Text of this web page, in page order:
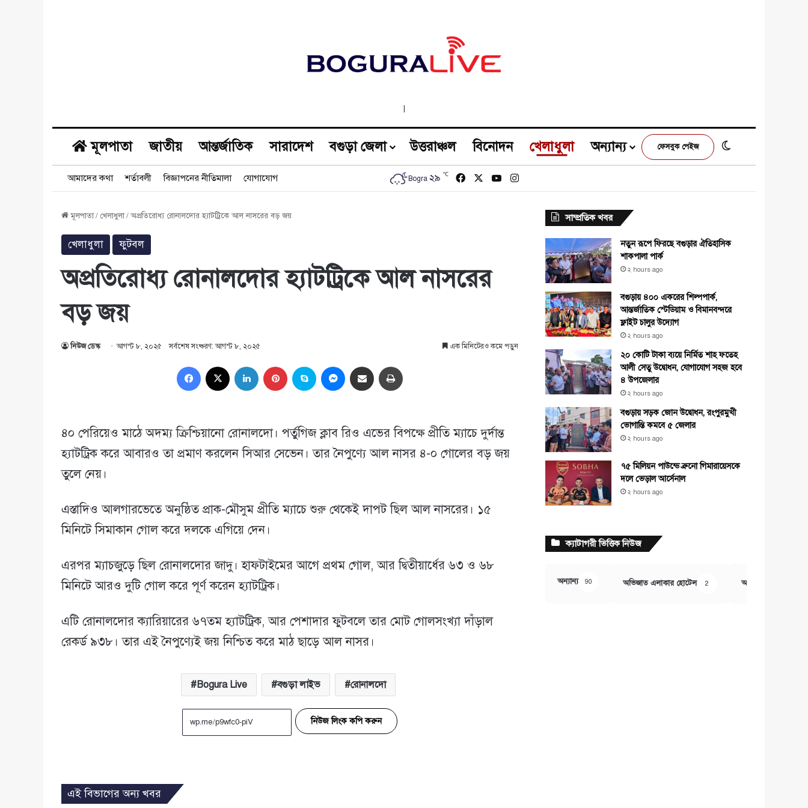
|
মূলপাতা জাতীয় আন্তর্জাতিক সারাদেশ বগুড়া জেলা উত্তরাঞ্চল বিনোদন খেলাধুলা অন্যান্য ফেসবুক পেইজ
আমাদের কথা শর্তাবলী বিজ্ঞাপনের নীতিমালা যোগাযোগ Bogra ২৯ ℃ FacebookYouTubeInstagram
মূলপাতা/ খেলাধুলা/অপ্রতিরোধ্য রোনালদোর হ্যাটট্রিকে আল নাসরের বড় জয়
খেলাধুলা ফুটবল
অপ্রতিরোধ্য রোনালদোর হ্যাটট্রিকে আল নাসরের
বড় জয়
নিউজ ডেস্ক আগস্ট ৮, ২০২৫ সর্বশেষ সংষ্করণ: আগস্ট ৮, ২০২৫ এক মিনিটেরও কমে পড়ুন
Facebook LinkedIn Pinterest Skype MessengerShare via Email
৪০ পেরিয়েও মাঠে অদম্য ক্রিশ্চিয়ানো রোনালদো। পর্তুগিজ ক্লাব রিও এভের বিপক্ষে প্রীতি ম্যাচে দুর্দান্ত
হ্যাটট্রিক করে আবারও তা প্রমাণ করলেন সিআর সেভেন। তার নৈপুণ্যে আল নাসর ৪-০ গোলের বড় জয়
তুলে নেয়।
এস্তাদিও আলগারভেতে অনুষ্ঠিত প্রাক-মৌসুম প্রীতি ম্যাচে শুরু থেকেই দাপট ছিল আল নাসরের। ১৫
মিনিটে সিমাকান গোল করে দলকে এগিয়ে দেন।
এরপর ম্যাচজুড়ে ছিল রোনালদোর জাদু। হাফটাইমের আগে প্রথম গোল, আর দ্বিতীয়ার্ধের ৬৩ ও ৬৮
মিনিটে আরও দুটি গোল করে পূর্ণ করেন হ্যাটট্রিক।
এটি রোনালদোর ক্যারিয়ারের ৬৭তম হ্যাটট্রিক, আর পেশাদার ফুটবলে তার মোট গোলসংখ্যা দাঁড়াল
রেকর্ড ৯৩৮। তার এই নৈপুণ্যেই জয় নিশ্চিত করে মাঠ ছাড়ে আল নাসর।
Bogura Live বগুড়া লাইভ রোনালদো
নিউজ লিংক কপি করুন
এই বিভাগের অন্য খবর
সাম্প্রতিক খবর
নতুন রূপে ফিরছে বগুড়ার ঐতিহাসিক
শাকপালা পার্ক
২ hours ago
বগুড়ায় ৪০০ একরের শিল্পপার্ক,
আন্তর্জাতিক স্টেডিয়াম ও বিমানবন্দরে
ফ্লাইট চালুর উদ্যোগ
২ hours ago
২০ কোটি টাকা ব্যয়ে নির্মিত শাহ ফতেহ
আলী সেতু উদ্বোধন, যোগাযোগ সহজ হবে
৪ উপজেলার
২ hours ago
বগুড়ায় সড়ক জোন উদ্বোধন, রংপুরমুখী
ভোগান্তি কমবে ৫ জেলার
২ hours ago
৭৫ মিলিয়ন পাউন্ডে ব্রুনো গিমারায়েসকে
দলে ভেড়াল আর্সেনাল
২ hours ago
ক্যাটাগরী ভিত্তিক নিউজ
অন্যান্য 90 অভিজাত এলাকার হোটেল 2 অর্থ ও বানিজ্য